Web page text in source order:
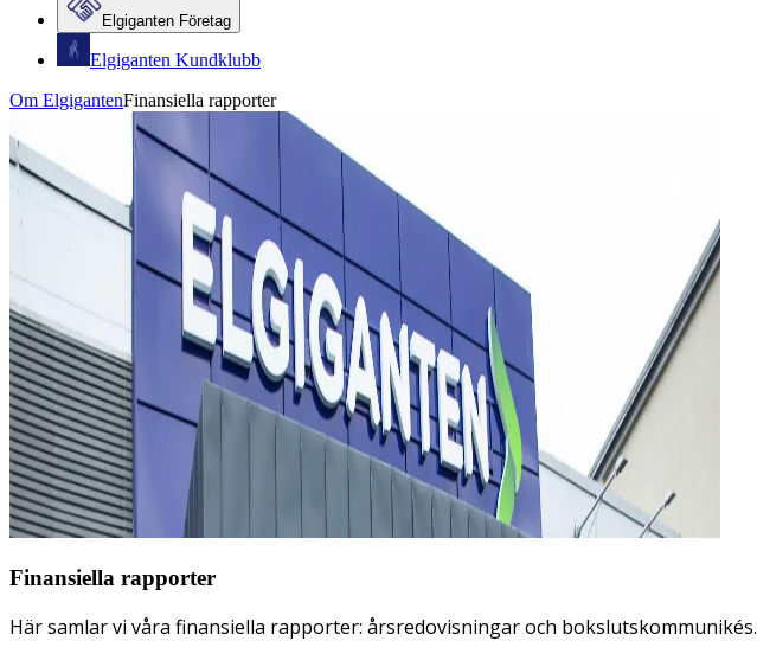
Elgiganten Företag
Elgiganten Kundklubb
Om ElgigantenFinansiella rapporter
Finansiella rapporter
Här samlar vi våra finansiella rapporter: årsredovisningar och bokslutskommunikés.